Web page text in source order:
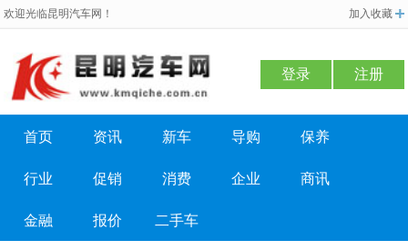
欢迎光临昆明汽车网！ 加入收藏
登录 注册
首页 资讯 新车 导购 保养
行业 促销 消费 企业 商讯
金融 报价 二手车